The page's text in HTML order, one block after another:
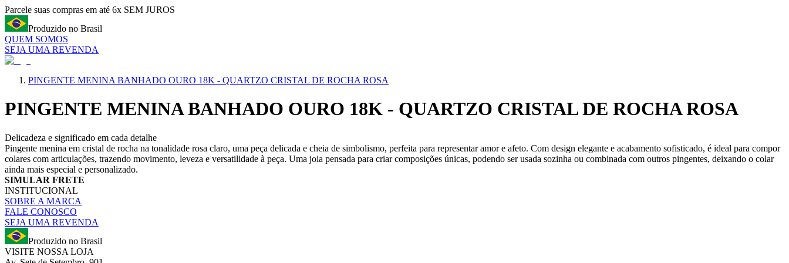
Parcele suas compras em até 6x SEM JUROS
Produzido no Brasil
QUEM SOMOS
SEJA UMA REVENDA
PINGENTE MENINA BANHADO OURO 18K - QUARTZO CRISTAL DE ROCHA ROSA
PINGENTE MENINA BANHADO OURO 18K - QUARTZO CRISTAL DE ROCHA ROSA
Delicadeza e significado em cada detalhe
Pingente menina em cristal de rocha na tonalidade rosa claro, uma peça delicada e cheia de simbolismo, perfeita para representar amor e afeto. Com design elegante e acabamento sofisticado, é ideal para compor
colares com articulações, trazendo movimento, leveza e versatilidade à peça. Uma joia pensada para criar composições únicas, podendo ser usada sozinha ou combinada com outros pingentes, deixando o colar
ainda mais especial e personalizado.
SIMULAR FRETE
INSTITUCIONAL
SOBRE A MARCA
FALE CONOSCO
SEJA UMA REVENDA
Produzido no Brasil
VISITE NOSSA LOJA